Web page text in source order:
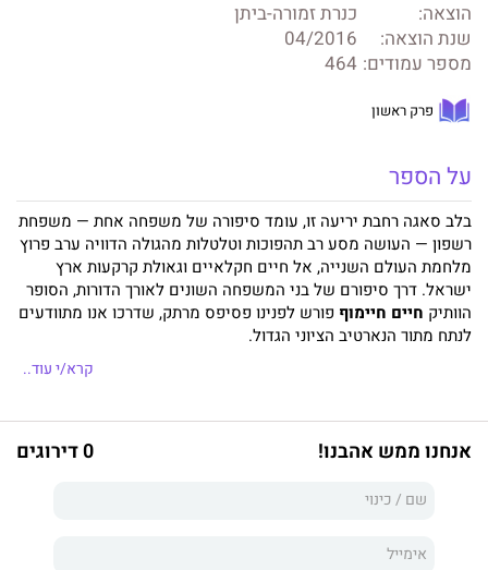
הוצאה:
כנרת זמורה-ביתן
שנת הוצאה:
04/2016
מספר עמודים: 464
פרק ראשון
על הספר
בלב סאגה רחבת יריעה זו, עומד סיפורה של משפחה אחת — משפחת
רשפון — העושה מסע רב תהפוכות וטלטלות מהגולה הדוויה ערב פרוץ
מלחמת העולם השנייה, אל חיים חקלאיים וגאולת קרקעות ארץ
ישראל. דרך סיפורם של בני המשפחה השונים לאורך הדורות, הסופר
הוותיק חיים חיימוף פורש לפנינו פסיפס מרתק, שדרכו אנו מתוודעים
לנתח מתוך הנארטיב הציוני הגדול.
קרא/י עוד..
אנחנו ממש אהבנו! 0 דירוגים